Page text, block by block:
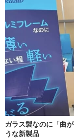
ガラス製なのに「曲
うな新製品